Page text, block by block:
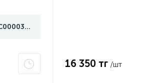
ЗС000030078
16 350 тг /шт